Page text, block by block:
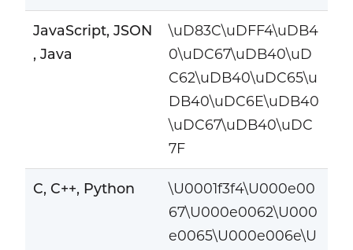
JavaScript, JSON
, Java
\uD83C\uDFF4\uDB4
0\uDC67\uDB40\uD
C62\uDB40\uDC65\u
DB40\uDC6E\uDB40
\uDC67\uDB40\uDC
7F
C, C++, Python
\U0001f3f4\U000e00
67\U000e0062\U000
e0065\U000e006e\U